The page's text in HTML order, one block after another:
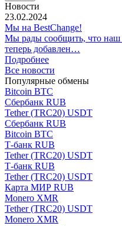
Новости
23.02.2024
Мы на BestChange!
Мы рады сообщить, что
теперь добавлен…
Подробнее
Все новости
Популярные обмены
Bitcoin BTC
Сбербанк RUB
Tether (TRC20) USDT
Сбербанк RUB
Bitcoin BTC
Т-банк RUB
Tether (TRC20) USDT
Т-банк RUB
Tether (TRC20) USDT
Карта МИР RUB
Monero XMR
Tether (TRC20) USDT
Monero XMR